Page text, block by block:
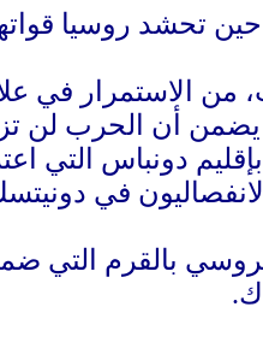
تحشد روسيا
من الاستمرار في
يضمن أن الحرب لن
دونباس التي
في
بالقرم التي